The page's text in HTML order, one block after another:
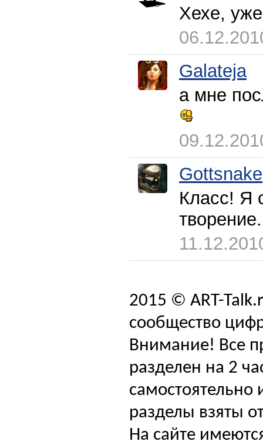
Хехе,
Galateja
а мне
Gottsnake
Класс! Я
творение.
2015 © ART-
сообщество
Внимание! Все
разделен на 2
самостоятельно
разделы взяты
На сайте